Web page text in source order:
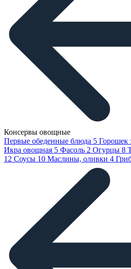
Консервы овощные
Первые обеденные блюда 5 Горошек
Икра овощная 5 Фасоль 2 Огурцы 8
12 Соусы 10 Маслины, оливки 4